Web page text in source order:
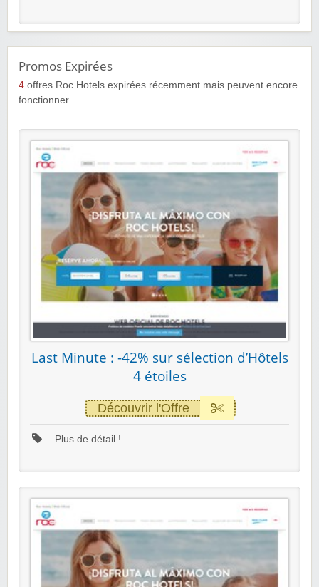
Promos Expirées
4 offres Roc Hotels expirées récemment mais peuvent encore
fonctionner.
Last Minute : -42% sur sélection d’Hôtels
4 étoiles
Découvrir l'Offre
Plus de détail !